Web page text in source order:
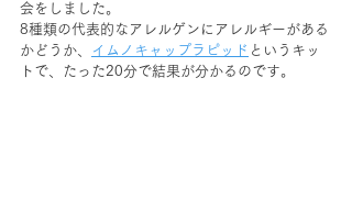
会をしました。
8種類の代表的なアレルゲンにアレルギーがある
かどうか、
イムノキャップラピッド というキッ
トで、たった20分で結果が分かるのです。